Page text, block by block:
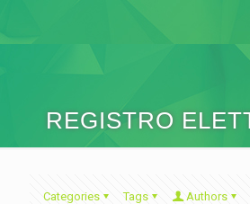
REGISTRO
Categories Tags Authors